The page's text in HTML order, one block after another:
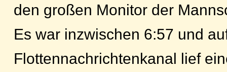
den großen Monitor der
Es war inzwischen 6:57 und
Flottennachrichtenkanal lief